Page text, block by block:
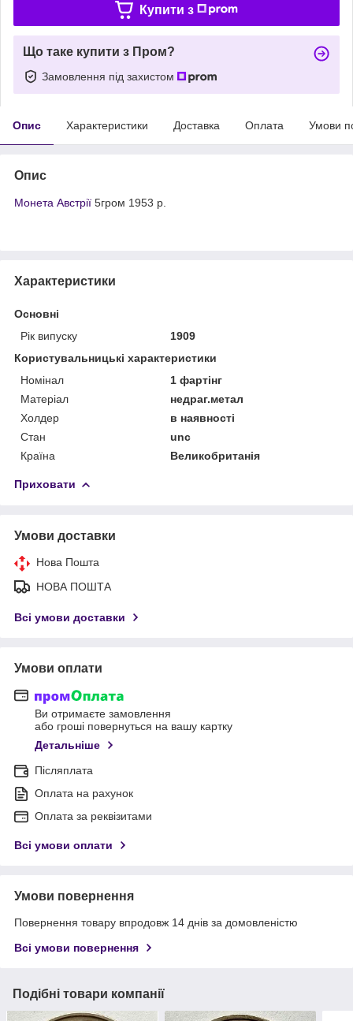
Купити з
Що таке купити з Пром?
Замовлення під захистом
Опис Характеристики Доставка Оплата Умови
Опис
Монета Австрії 5гром 1953 р.
Характеристики
Основні
Рік випуску
1909
Користувальницькі характеристики
Номінал
1 фартінг
Матеріал
недраг.метал
Холдер
в наявності
Стан
unc
Країна
Великобританія
Приховати
Умови доставки
Нова Пошта
НОВА ПОШТА
Всі умови доставки
Умови оплати
Ви отримаєте замовлення
або гроші повернуться на вашу картку
Детальніше
Післяплата
Оплата на рахунок
Оплата за реквізитами
Всі умови оплати
Умови повернення
Повернення товару впродовж 14 днів за домовленістю
Всі умови повернення
Подібні товари компанії